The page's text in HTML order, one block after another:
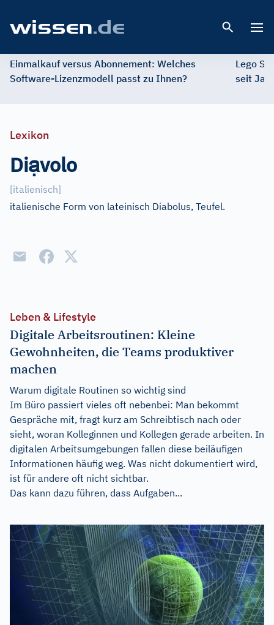
Einmalkauf versus Abonnement: Welches
Software-Lizenzmodell passt zu Ihnen?
Lego
seit
Lexikon
Diạvolo
[italienisch]
italienische Form von lateinisch Diabolus, Teufel.
Leben & Lifestyle
Digitale Arbeitsroutinen: Kleine
Gewohnheiten, die Teams produktiver
machen
Warum digitale Routinen so wichtig sind
Im Büro passiert vieles oft nebenbei: Man bekommt
Gespräche mit, fragt kurz am Schreibtisch nach oder
sieht, woran Kolleginnen und Kollegen gerade arbeiten. In
digitalen Arbeitsumgebungen fallen diese beiläufigen
Informationen häufig weg. Was nicht dokumentiert wird,
ist für andere oft nicht sichtbar.
Das kann dazu führen, dass Aufgaben...